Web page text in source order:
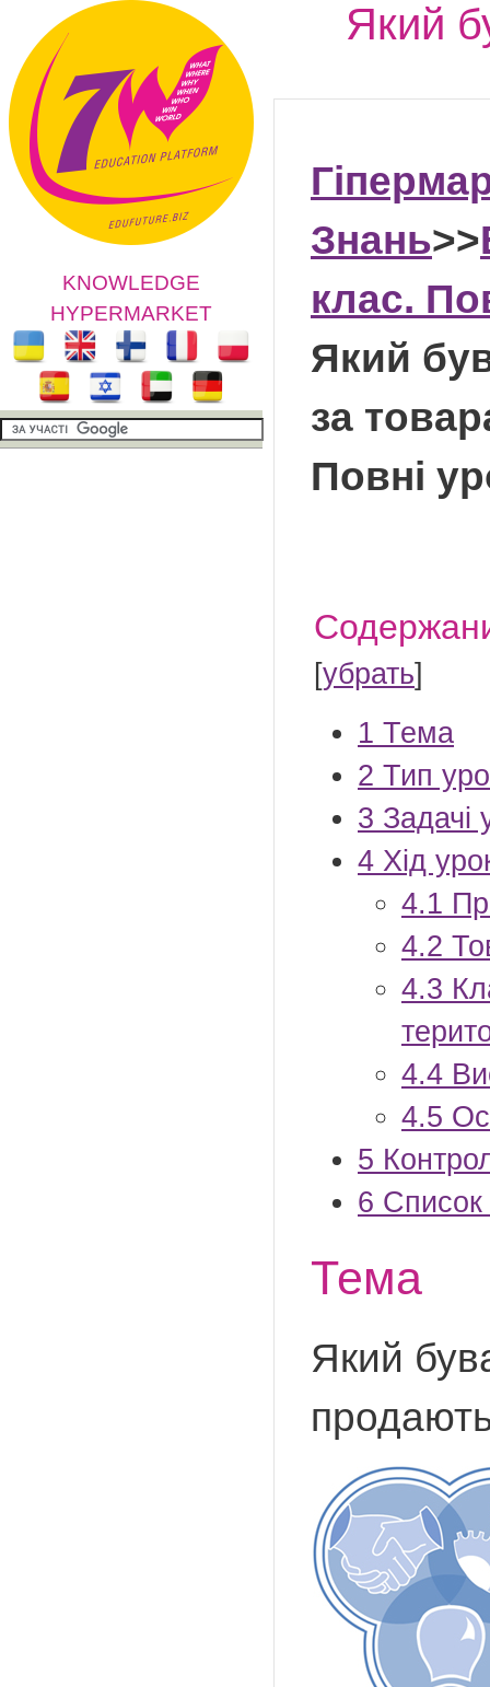
KNOWLEDGE
HYPERMARKET
Який
Знань>>
клас.
Який
за
Повні
[убрать]
1 Тема
2 Тип
3 Задачі
4 Хід
4.1
4.2
4.3
4.4
4.5
5
6 Список
Тема
Який